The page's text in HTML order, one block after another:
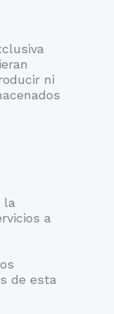
ni
la
a
de esta